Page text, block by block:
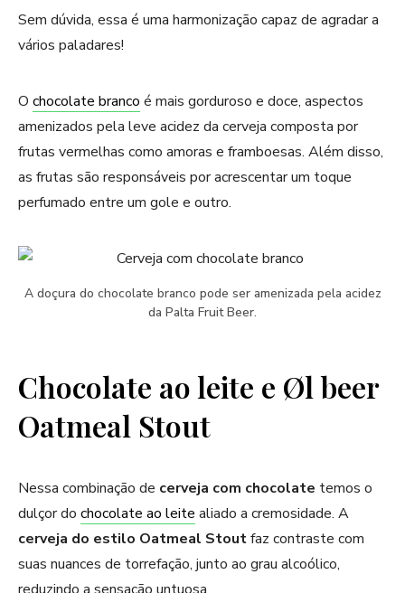
Sem dúvida, essa é uma harmonização capaz de agradar a
vários paladares!
O chocolate branco é mais gorduroso e doce, aspectos
amenizados pela leve acidez da cerveja composta por
frutas vermelhas como amoras e framboesas. Além disso,
as frutas são responsáveis por acrescentar um toque
perfumado entre um gole e outro.
A doçura do chocolate branco pode ser amenizada pela acidez
da Palta Fruit Beer.
Chocolate ao leite e Øl beer
Oatmeal Stout
Nessa combinação de cerveja com chocolate temos o
dulçor do chocolate ao leite aliado a cremosidade. A
cerveja do estilo Oatmeal Stoutfaz contraste com
suas nuances de torrefação, junto ao grau alcoólico,